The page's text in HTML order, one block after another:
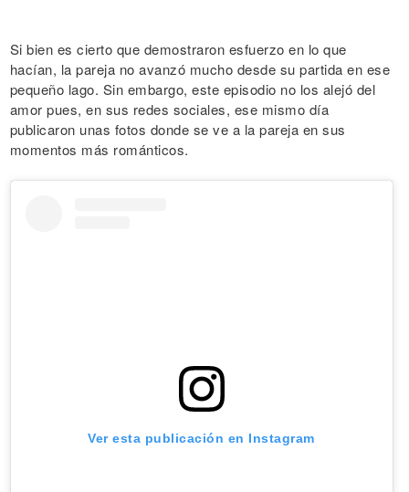
Si bien es cierto que demostraron esfuerzo en lo que
hacían, la pareja no avanzó mucho desde su partida en ese
pequeño lago. Sin embargo, este episodio no los alejó del
amor pues, en sus redes sociales, ese mismo día
publicaron unas fotos donde se ve a la pareja en sus
momentos más románticos.
Ver esta publicación en Instagram